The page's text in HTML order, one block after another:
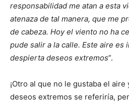
responsabilidad me atan a esta
atenaza de tal manera, que me
de cabeza. Hoy el viento no ha
pude salir a la calle. Este aire es
despierta deseos extremos”.
¡Otro al que no le gustaba el
deseos extremos se referiría,